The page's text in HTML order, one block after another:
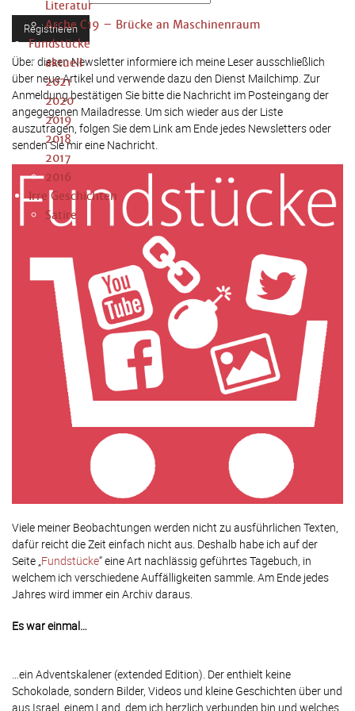
Literatur
Arche C19 – Brücke an Maschinenraum
Fundstücke
aktuell
2021
2020
2019
2018
2017
2016
Irre Geschichten
Satire
Über diesen Newsletter informiere ich meine Leser ausschließlich
über neue Artikel und verwende dazu den Dienst Mailchimp. Zur
Anmeldung bestätigen Sie bitte die Nachricht im Posteingang der
angegegenen Mailadresse. Um sich wieder aus der Liste
auszutragen, folgen Sie dem Link am Ende jedes Newsletters oder
senden Sie mir eine Nachricht.
Viele meiner Beobachtungen werden nicht zu ausführlichen Texten,
dafür reicht die Zeit einfach nicht aus. Deshalb habe ich auf der
Seite „Fundstücke“ eine Art nachlässig geführtes Tagebuch, in
welchem ich verschiedene Auffälligkeiten sammle. Am Ende jedes
Jahres wird immer ein Archiv daraus.
Es war einmal…
…ein Adventskalener (extended Edition). Der enthielt keine
Schokolade, sondern Bilder, Videos und kleine Geschichten über und
aus Israel, einem Land, dem ich herzlich verbunden bin und welches